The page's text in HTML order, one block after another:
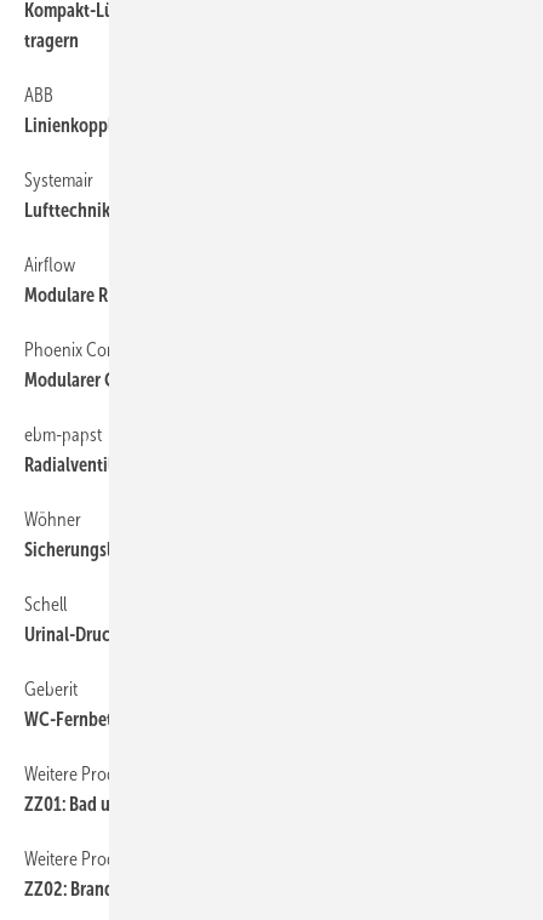
Kompakt-Lüftungsgeräteserie mit drei Rotations-Wärme­über­
tragern
ABB
Linienkoppler segmentiert KNX-Netz­werke
Systemair
Lufttechnik für das Gesundheitswesen
Airflow
Modulare RLT-Geräte bis 150.000 m
Phoenix Contact
Modularer Controller mit KNX-Integration
ebm-papst
Radialventilator in Metallausführung
Wöhner
Sicherungsloser, wieder­einschalt­barer Kurz­schluss­schutz
Schell
Urinal-Druckspüler mit Time-of-Flight-Sensor
Geberit
WC-Fernbetätigung per Bluetooth
Weitere Produkt-Meldungen
ZZ01: Bad und öffentlicher Sanitärraum
Weitere Produkt-Meldungen
ZZ02: Brandschutz